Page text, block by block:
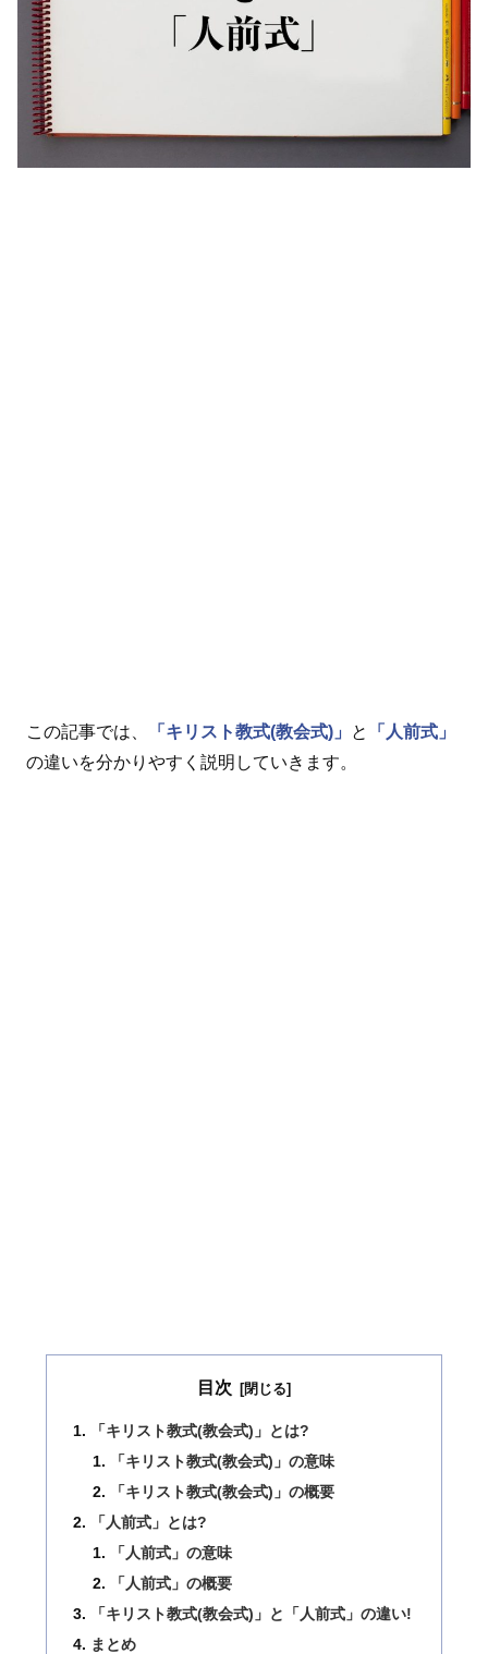
この記事では、 「キリスト教式(教会式)」 と
「人前式」
の違いを分かりやすく説明していきます。
目次
「キリスト教式(教会式)」とは?
「キリスト教式(教会式)」の意味
「キリスト教式(教会式)」の概要
「人前式」とは?
「人前式」の意味
「人前式」の概要
「キリスト教式(教会式)」と「人前式」の違い!
まとめ